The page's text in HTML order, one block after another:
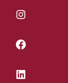
Instagram
Facebook
LinkedIn